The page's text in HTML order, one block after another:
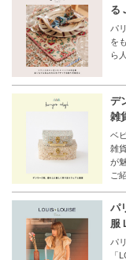
る
パ
を
ら
デ
雑
ベ
雑
が
ご
パ
服
パ
「